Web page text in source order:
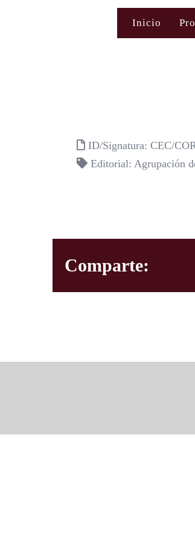
Inicio
ID/Signatura: CEC/
Editorial: Agrupación
Comparte: